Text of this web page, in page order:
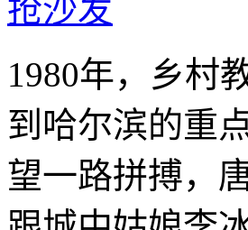
抢沙发
1980年，乡村
到哈尔滨的重
望一路拼搏，